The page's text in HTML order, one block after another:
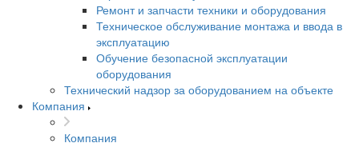
Ремонт и запчасти техники и оборудования
Техническое обслуживание монтажа и ввода в
эксплуатацию
Обучение безопасной эксплуатации
оборудования
Технический надзор за оборудованием на объекте
Компания
Компания